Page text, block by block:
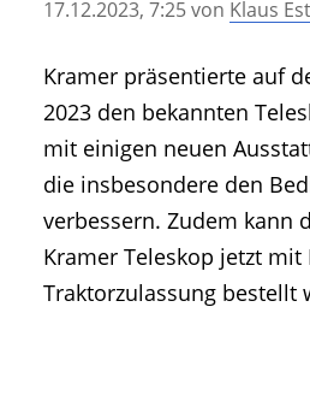
• Geschichte und
• Mitteilung der
• Agritechnica
• Artikel nach
17.12.2023, 7:25von Klaus
Kramer präsentierte auf
2023 den bekannten
mit einigen neuen
die insbesondere den
verbessern. Zudem kann
Kramer Teleskop jetzt mit
Traktorzulassung bestellt